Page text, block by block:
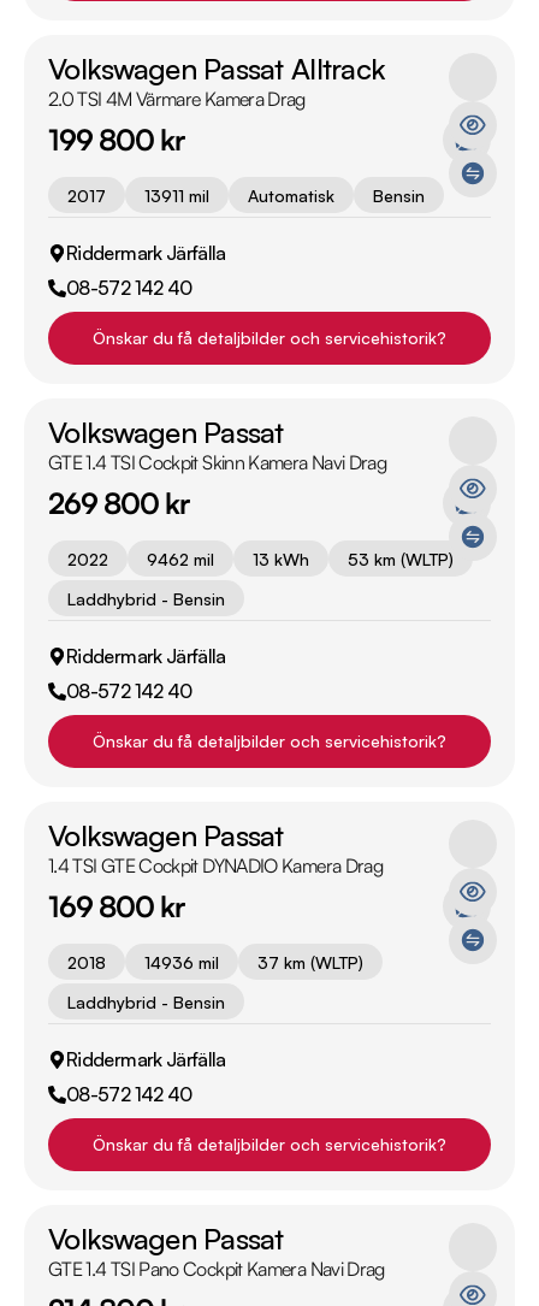
Volkswagen Passat Alltrack
2.0 TSI 4M Värmare Kamera Drag
199 800 kr
2017 13911 mil Automatisk Bensin
Riddermark Järfälla
08-572 142 40
Önskar du få detaljbilder och servicehistorik?
Volkswagen Passat
GTE 1.4 TSI Cockpit Skinn Kamera Navi Drag
269 800 kr
2022 9462 mil 13 kWh
53 km (WLTP)
Laddhybrid - Bensin
Riddermark Järfälla
08-572 142 40
Önskar du få detaljbilder och servicehistorik?
Volkswagen Passat
1.4 TSI GTE Cockpit DYNADIO Kamera Drag
169 800 kr
2018 14936 mil
37 km (WLTP)
Laddhybrid - Bensin
Riddermark Järfälla
08-572 142 40
Önskar du få detaljbilder och servicehistorik?
Volkswagen Passat
GTE 1.4 TSI Pano Cockpit Kamera Navi Drag